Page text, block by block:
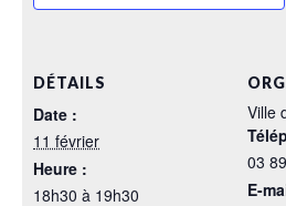
DÉTAILS
Date :
11 février
Heure :
18h30 à 19h30
Ville
03
E-